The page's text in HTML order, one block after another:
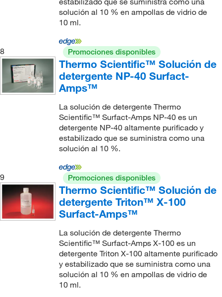
solución al 10 % en ampollas de vidrio de
10 ml.
8 Promociones disponibles
Thermo Scientific™ Solución de
detergente NP-40 Surfact-
Amps™
La solución de detergente Thermo
Scientific™ Surfact-Amps NP-40 es un
detergente NP-40 altamente purificado y
estabilizado que se suministra como una
solución al 10 %.
9 Promociones disponibles
Thermo Scientific™ Solución de
detergente Triton™ X-100
Surfact-Amps™
La solución de detergente Thermo
Scientific™ Surfact-Amps X-100 es un
detergente Triton X-100 altamente purificado
y estabilizado que se suministra como una
solución al 10 % en ampollas de vidrio de
10 ml.